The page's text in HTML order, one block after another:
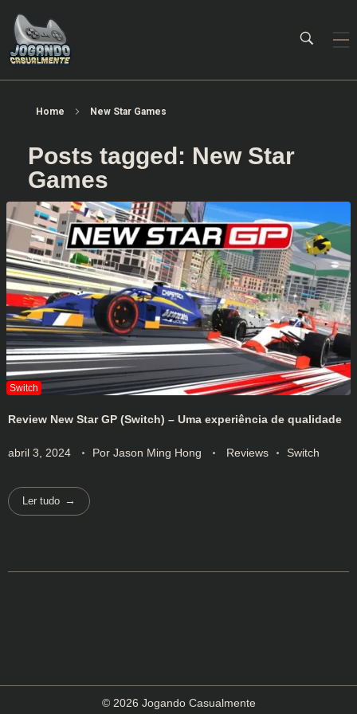
Home New Star Games
Posts tagged: New Star
Games
Review New Star GP (Switch) – Uma experiência de qualidade
abril 3, 2024 Por Jason Ming Hong Reviews Switch
Ler tudo
© 2026 Jogando Casualmente